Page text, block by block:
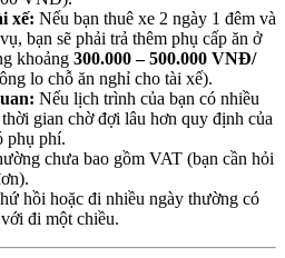
xế: Nếu bạn thuê xe 2 ngày 1 đêm và
bạn sẽ phải trả thêm phụ cấp ăn ở
khoảng 300.000 – 500.000 VNĐ/
lo chỗ ăn nghỉ cho tài xế).
Nếu lịch trình của bạn có nhiều
gian chờ đợi lâu hơn quy định của
phụ phí.
chưa bao gồm VAT (bạn cần hỏi
hồi hoặc đi nhiều ngày thường có
đi một chiều.